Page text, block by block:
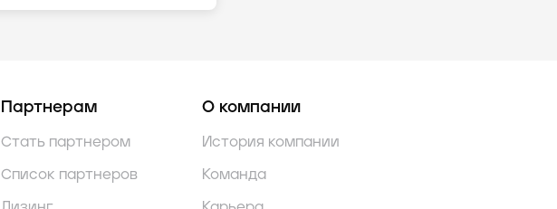
Партнерам
Стать партнером
Список партнеров
О компании
История компании
Команда